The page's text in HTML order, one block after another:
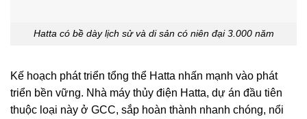
Hatta có bề dày lịch sử và di sản có niên đại 3.000 năm
Kế hoạch phát triển tổng thể Hatta nhấn mạnh vào phát
triển bền vững. Nhà máy thủy điện Hatta, dự án đầu tiên
thuộc loại này ở GCC, sắp hoàn thành nhanh chóng, nổi